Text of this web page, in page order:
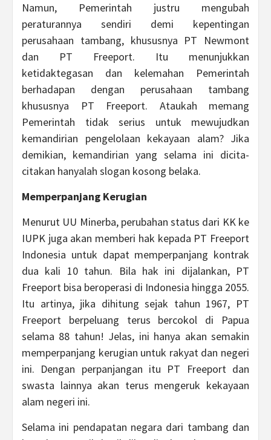
Namun, Pemerintah justru mengubah
peraturannya sendiri demi kepentingan
perusahaan tambang, khususnya PT Newmont
dan PT Freeport. Itu menunjukkan
ketidaktegasan dan kelemahan Pemerintah
berhadapan dengan perusahaan tambang
khususnya PT Freeport. Ataukah memang
Pemerintah tidak serius untuk mewujudkan
kemandirian pengelolaan kekayaan alam? Jika
demikian, kemandirian yang selama ini dicita-
citakan hanyalah slogan kosong belaka.
Memperpanjang Kerugian
Menurut UU Minerba, perubahan status dari KK ke
IUPK juga akan memberi hak kepada PT Freeport
Indonesia untuk dapat memperpanjang kontrak
dua kali 10 tahun. Bila hak ini dijalankan, PT
Freeport bisa beroperasi di Indonesia hingga 2055.
Itu artinya, jika dihitung sejak tahun 1967, PT
Freeport berpeluang terus bercokol di Papua
selama 88 tahun! Jelas, ini hanya akan semakin
memperpanjang kerugian untuk rakyat dan negeri
ini. Dengan perpanjangan itu PT Freeport dan
swasta lainnya akan terus mengeruk kekayaan
alam negeri ini.
Selama ini pendapatan negara dari tambang dan